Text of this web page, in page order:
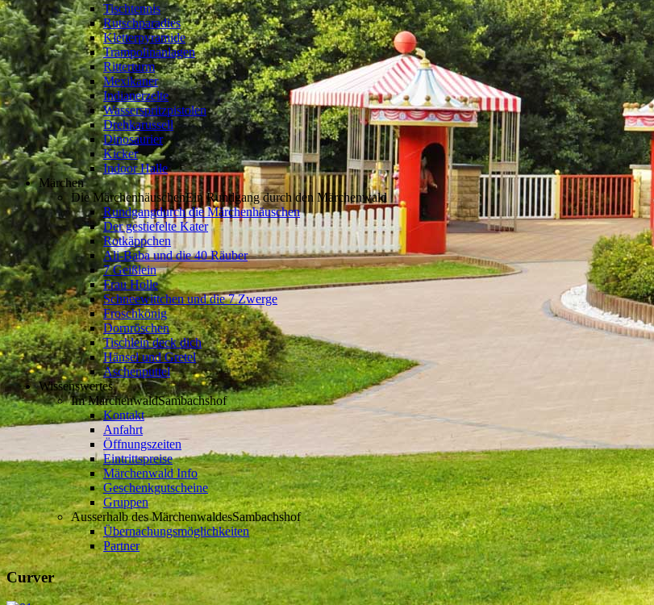
Tischtennis
Rutschparadies
Kletterpyramide
Trampolinanlagen
Ritterturm
Mexikaner
Indianerzelte
Wasserspritzpistolen
Drehkarussell
Dinosaurier
Kicker
Indoor Halle
Märchen
Die MärchenhäuschenEin Rundgang durch den Märchenwald
Rundgangdurch die Märchenhäuschen
Der gestiefelte Kater
Rotkäppchen
Ali-Baba und die 40 Räuber
7 Geißlein
Frau Holle
Schneewittchen und die 7 Zwerge
Froschkönig
Dornröschen
Tischlein deck dich
Hänsel und Gretel
Aschenputtel
Wissenswertes
Im MärchenwaldSambachshof
Kontakt
Anfahrt
Öffnungszeiten
Eintrittspreise
Märchenwald Info
Geschenkgutscheine
Gruppen
Ausserhalb des MärchenwaldesSambachshof
Übernachungsmöglichkeiten
Partner
Curver